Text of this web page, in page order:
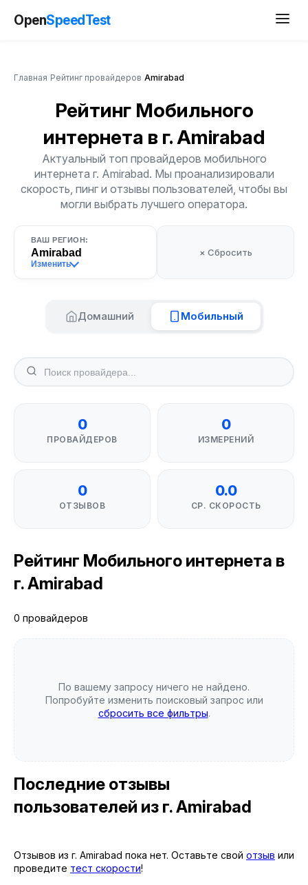
OpenSpeedTest
Главная Рейтинг провайдеров Amirabad
Рейтинг Мобильного
интернета в г. Amirabad
Актуальный топ провайдеров мобильного
интернета г. Amirabad. Мы проанализировали
скорость, пинг и отзывы пользователей, чтобы вы
могли выбрать лучшего оператора.
ВАШ РЕГИОН:
Amirabad
Изменить
× Сбросить
Домашний Мобильный
0
ПРОВАЙДЕРОВ
0
ИЗМЕРЕНИЙ
0
ОТЗЫВОВ
0.0
СР. СКОРОСТЬ
Рейтинг Мобильного интернета в
г. Amirabad
0 провайдеров
По вашему запросу ничего не найдено.
Попробуйте изменить поисковый запрос или
сбросить все фильтры.
Последние отзывы
пользователей из г. Amirabad
Отзывов из г. Amirabad пока нет. Оставьте свой отзыв или
проведите тест скорости!